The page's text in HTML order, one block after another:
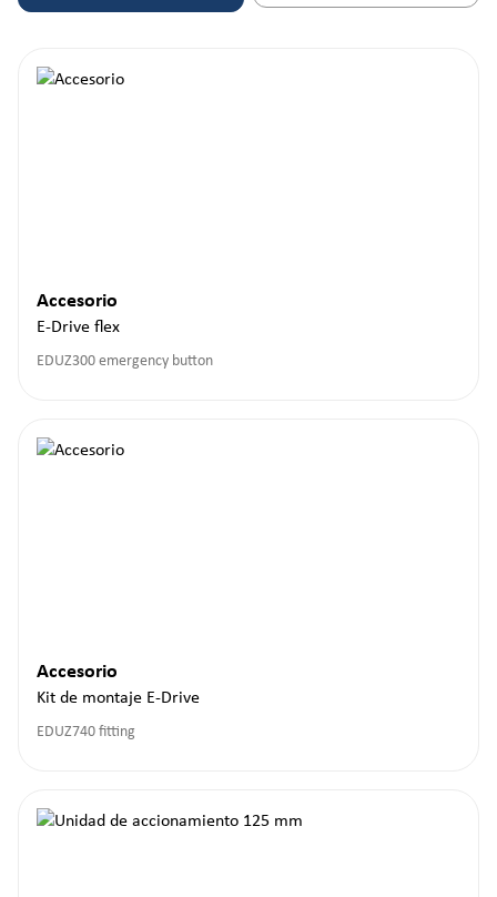
Accesorio
E-Drive flex
EDUZ300 emergency button
Accesorio
Kit de montaje E-Drive
EDUZ740 fitting